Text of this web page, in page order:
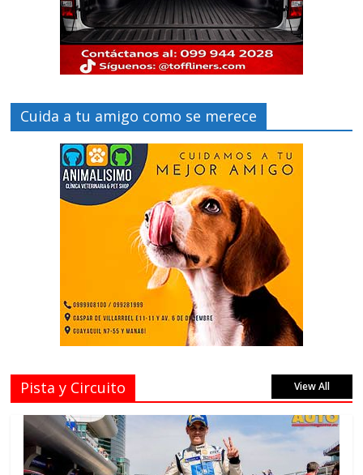
Cuida a tu amigo como se merece
Pista y Circuito View All